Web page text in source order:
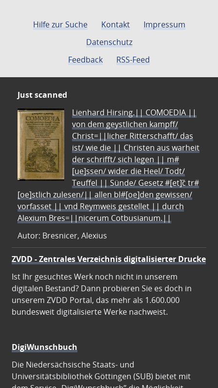
Hilfe zur Suche Kontakt
Impressum
Datenschutz
Feedback
RSS-Feed
Just scanned
Lienhard Hirsing.|| COMOEDIA ||
von dem geystlichen kampff/
Christ=||licher Ritterschafft/ das
ist/ wie die || Christen aus warheit
der schrifft/ sich legen || m#
[ue]ssen/ wider die Heel/ Todt/
Teuffel || Sünde/ Gesetz #[et]c̃ tr#
[oe]stlich zulesen/|| allen bl#[oe]den gewissen/
vorfasset || vnd Reymweis gestellet || durch
Alexium Bres=||nicerum Cotbusianum.||
Autor: Bresnicer, Alexius
ZVDD - Zentrales Verzeichnis digitalisierter Drucke
Ist Ihr gesuchtes Werk noch nicht in unserem
digitalen Bestand? Dann probieren Sie es doch in
unserem ZVDD Portal, das mehr als 1.600.000
bundesweit digitalisierte Werke nachweist.
DigiWunschbuch
Die Niedersächsische Staats- und
Universitätsbibliothek Göttingen (SUB) bietet mit